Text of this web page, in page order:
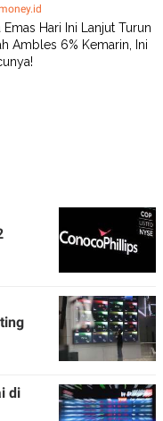
Emas Hari Ini Lanjut Turun
Ambles 6% Kemarin, Ini
di